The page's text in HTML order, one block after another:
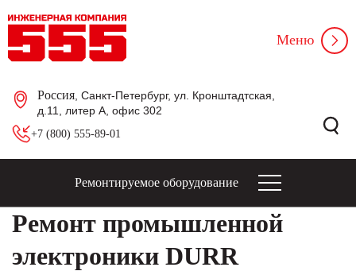
Россия , Санкт-Петербург, ул. Кронштадтская,
д.11, литер А, офис 302
+7 (800) 555-89-01
Меню
Ремонтируемое оборудование
Ремонт промышленной
электроники DURR